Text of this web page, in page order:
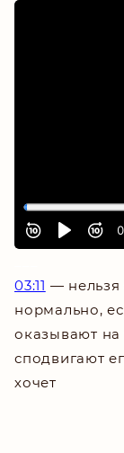
03:11 —
нормально,
оказывают на
сподвигают
хочет